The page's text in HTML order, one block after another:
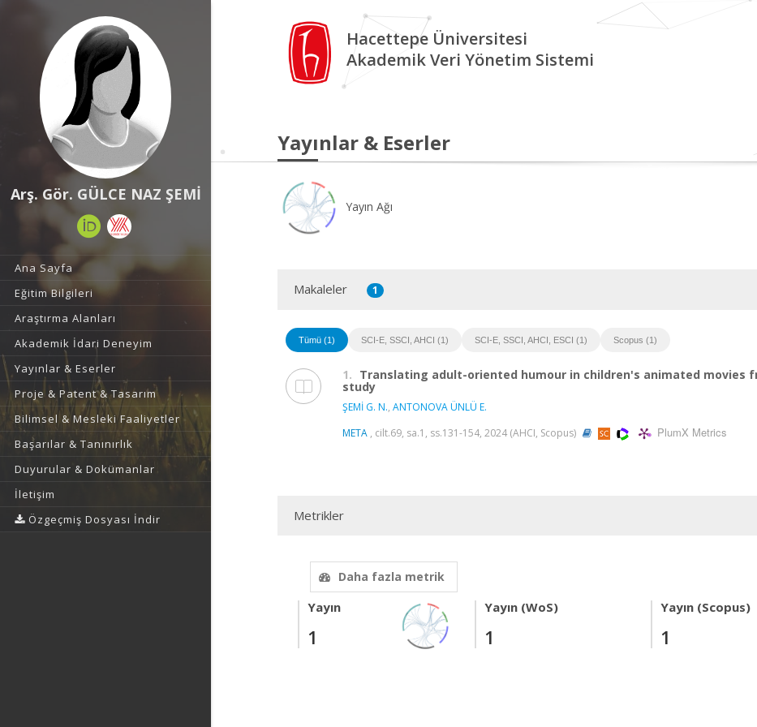
Arş. Gör. GÜLCE NAZ ŞEMİ
Ana Sayfa
Eğitim Bilgileri
Araştırma Alanları
Akademik İdari Deneyim
Yayınlar & Eserler
Proje & Patent & Tasarım
Bilimsel & Mesleki Faaliyetler
Başarılar & Tanınırlık
Duyurular & Dokümanlar
İletişim
Özgeçmiş Dosyası İndir
Hacettepe Üniversitesi
Akademik Veri Yönetim Sistemi
Yayınlar & Eserler
Yayın Ağı
Makaleler 1
Tümü (1) SCI-E, SSCI, AHCI (1) SCI-E, SSCI, AHCI, ESCI (1) Scopus (1)
1. Translating adult-oriented humour in children's animated movies
study
ŞEMİ G. N., ANTONOVA ÜNLÜ E.
META , cilt.69, sa.1, ss.131-154, 2024 (AHCI, Scopus) PlumX Metrics
Metrikler
Daha fazla metrik
Yayın
1
Yayın (WoS)
1
Yayın (Scopus)
1